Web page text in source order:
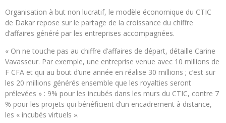
Organisation à but non lucratif, le modèle économique du CTIC
de Dakar repose sur le partage de la croissance du chiffre
d’affaires généré par les entreprises accompagnées.
« On ne touche pas au chiffre d’affaires de départ, détaille Carine
Vavasseur. Par exemple, une entreprise venue avec 10 millions de
F CFA et qui au bout d’une année en réalise 30 millions ; c’est sur
les 20 millions générés ensemble que les royalties seront
prélevées » : 9% pour les incubés dans les murs du CTIC, contre 7
% pour les projets qui bénéficient d’un encadrement à distance,
les « incubés virtuels ».